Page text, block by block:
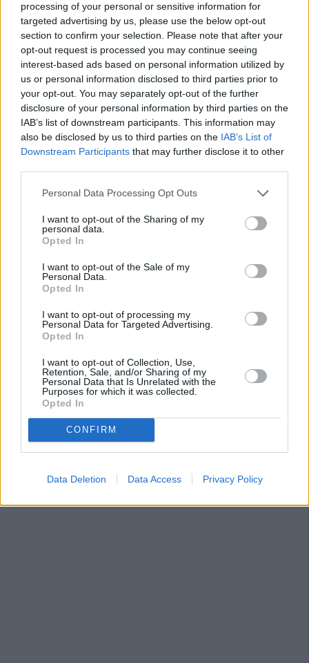
processing of your personal or sensitive information for
targeted advertising by us, please use the below opt-out
section to confirm your selection. Please note that after your
opt-out request is processed you may continue seeing
interest-based ads based on personal information utilized by
us or personal information disclosed to third parties prior to
your opt-out. You may separately opt-out of the further
disclosure of your personal information by third parties on the
IAB’s list of downstream participants. This information may
also be disclosed by us to third parties on the IAB’s List of
Downstream Participants that may further disclose it to other
Personal Data Processing Opt Outs
I want to opt-out of the Sharing of my
personal data.
Opted In
I want to opt-out of the Sale of my
Personal Data.
Opted In
I want to opt-out of processing my
Personal Data for Targeted Advertising.
Opted In
I want to opt-out of Collection, Use,
Retention, Sale, and/or Sharing of my
Personal Data that Is Unrelated with the
Purposes for which it was collected.
Opted In
CONFIRM
Data Deletion Data Access Privacy Policy
lanzarse. Los emprendedores ya no tienen tanto —o son
más precavidos— a la hora de unirse a la aventura
empresarial en la provincia.
Pero 38 no es tan mala cifra. Supera a la conseguida en
julio de 2012, por ejemplo, periodo en el que solamente
vieron la luz 33 compañías. Hay que resaltar que el primer
semestre de 2014 fue el mejor en creación de negocios
desde el año 2008, el que se considera como el primero de
la sempiterna crisis. Julio ha supuesto un borrón en esta
carrera ascendente, por lo que habrá que esperar a
constatar si la tendencia al alza de los primeros meses del
año se mantiene en el segundo semestre o, por el contrario,
la destrucción de empleo—.